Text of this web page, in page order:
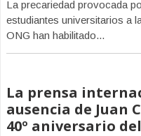
La precariedad provocada
estudiantes universitarios a
ONG han habilitado...
La prensa
ausencia de Juan
40º aniversario del